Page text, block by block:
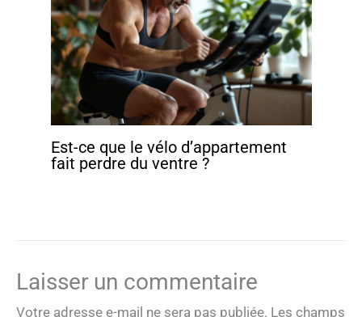
Est-ce que le vélo d’appartement
fait perdre du ventre ?
Laisser un commentaire
Votre adresse e-mail ne sera pas publiée. Les champs